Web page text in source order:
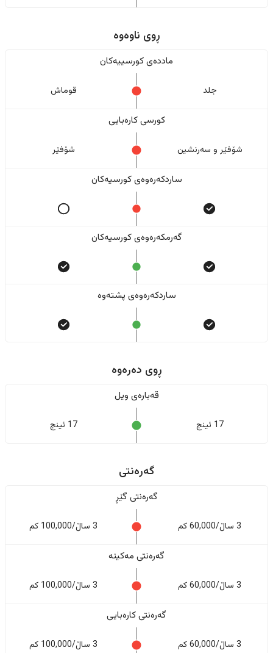
ڕوی ناوەوە
ماددەی کورسییەکان
جلد قوماش
کورسی کارەبایی
شۆفێر و سەرنشین شۆفێر
ساردکەرەوەی کورسیەکان
گەرمکەرەوەی کورسیەکان
ساردکەرەوەی پشتەوە
ڕوی دەرەوە
قەبارەی ویل
17 ئینج 17 ئینج
گەرەنتی
گەرەنتی گێڕ
3 ساڵ/60,000 کم 3 ساڵ/100,000 کم
گەرەنتی مەکینە
3 ساڵ/60,000 کم 3 ساڵ/100,000 کم
گەرەنتی کارەبایی
3 ساڵ/60,000 کم 3 ساڵ/100,000 کم